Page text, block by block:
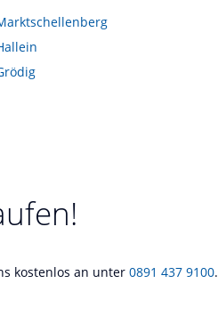
kostenlos an unter 0891 437 9100.